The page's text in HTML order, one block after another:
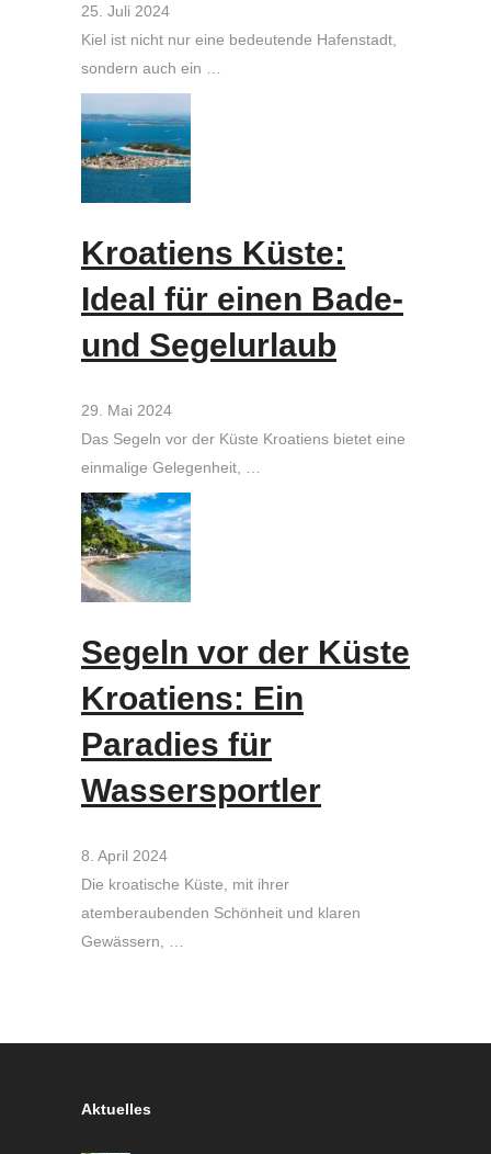
25. Juli 2024
Kiel ist nicht nur eine bedeutende Hafenstadt,
sondern auch ein …
Kroatiens Küste:
Ideal für einen Bade-
und Segelurlaub
29. Mai 2024
Das Segeln vor der Küste Kroatiens bietet eine
einmalige Gelegenheit, …
Segeln vor der Küste
Kroatiens: Ein
Paradies für
Wassersportler
8. April 2024
Die kroatische Küste, mit ihrer
atemberaubenden Schönheit und klaren
Gewässern, …
Aktuelles